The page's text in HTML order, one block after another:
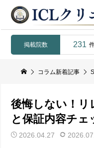
掲載院数 231
コラム新着記事
後悔しない！
と保証内容チェ
2026.04.27